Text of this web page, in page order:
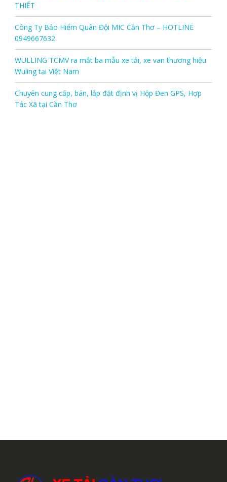
THIẾT
Công Ty Bảo Hiểm Quân Đội MIC Cần Thơ – HOTLINE
0949667632
WULLING TCMV ra mắt ba mẫu xe tải, xe van thương hiệu
Wuling tại Việt Nam
Chuyên cung cấp, bán, lắp đặt định vị Hộp Đen GPS, Hợp
Tác Xã tại Cần Thơ